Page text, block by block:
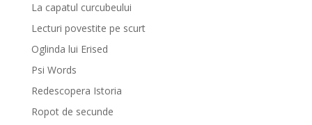
La capatul curcubeului
Lecturi povestite pe scurt
Oglinda lui Erised
Psi Words
Redescopera Istoria
Ropot de secunde